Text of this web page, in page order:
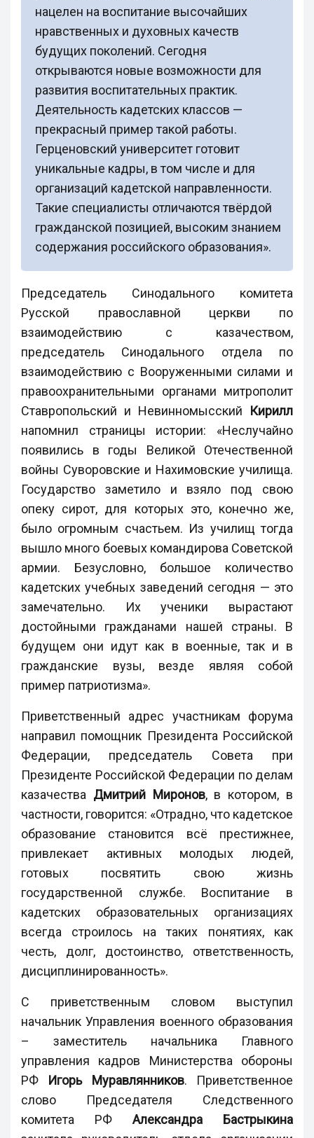
нацелен на воспитание высочайших
нравственных и духовных качеств
будущих поколений. Сегодня
открываются новые возможности для
развития воспитательных практик.
Деятельность кадетских классов —
прекрасный пример такой работы.
Герценовский университет готовит
уникальные кадры, в том числе и для
организаций кадетской направленности.
Такие специалисты отличаются твёрдой
гражданской позицией, высоким знанием
содержания российского образования».
Председатель Синодального комитета
Русской православной церкви по
взаимодействию с казачеством,
председатель Синодального отдела по
взаимодействию с Вооруженными силами и
правоохранительными органами митрополит
Ставропольский и Невинномысский Кирилл
напомнил страницы истории: «Неслучайно
появились в годы Великой Отечественной
войны Суворовские и Нахимовские училища.
Государство заметило и взяло под свою
опеку сирот, для которых это, конечно же,
было огромным счастьем. Из училищ тогда
вышло много боевых командирова Советской
армии. Безусловно, большое количество
кадетских учебных заведений сегодня — это
замечательно. Их ученики вырастают
достойными гражданами нашей страны. В
будущем они идут как в военные, так и в
гражданские вузы, везде являя собой
пример патриотизма».
Приветственный адрес участникам форума
направил помощник Президента Российской
Федерации, председатель Совета при
Президенте Российской Федерации по делам
казачества Дмитрий Миронов, в котором, в
частности, говорится: «Отрадно, что кадетское
образование становится всё престижнее,
привлекает активных молодых людей,
готовых посвятить свою жизнь
государственной службе. Воспитание в
кадетских образовательных организациях
всегда строилось на таких понятиях, как
честь, долг, достоинство, ответственность,
дисциплинированность».
С приветственным словом выступил
начальник Управления военного образования
– заместитель начальника Главного
управления кадров Министерства обороны
РФ Игорь Муравлянников. Приветственное
слово Председателя Следственного
комитета РФ Александра Бастрыкина